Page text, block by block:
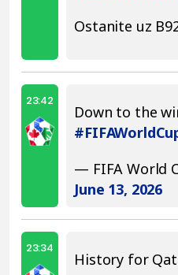
Ostanite uz
23:42
Down to the
— FIFA World
June 13, 2026
23:34
History for